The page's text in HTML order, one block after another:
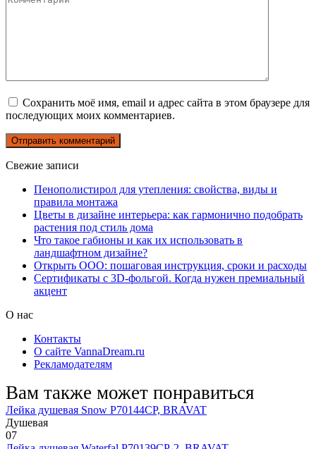
Сохранить моё имя, email и адрес сайта в этом браузере для
последующих моих комментариев.
Свежие записи
Пенополистирол для утепления: свойства, виды и
правила монтажа
Цветы в дизайне интерьера: как гармонично подобрать
растения под стиль дома
Что такое габионы и как их использовать в
ландшафтном дизайне?
Открыть ООО: пошаговая инструкция, сроки и расходы
Сертификаты с 3D-фольгой. Когда нужен премиальный
акцент
О нас
Контакты
О сайте VannaDream.ru
Рекламодателям
Вам также может понравиться
Лейка душевая Snow P70144CP, BRAVAT
Душевая
07